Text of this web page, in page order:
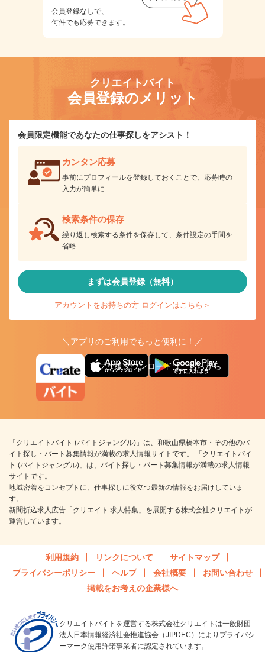
会員登録なしで、
何件でも応募できます。
クリエイトバイト
会員登録のメリット
会員限定機能であなたの仕事探しをアシスト！
カンタン応募
事前にプロフィールを登録しておくことで、応募時の
入力が簡単に
検索条件の保存
繰り返し検索する条件を保存して、条件設定の手間を
省略
まずは会員登録（無料）
アカウントをお持ちの方 ログインはこちら＞
＼アプリのご利用でもっと便利に！／
アプリ版ダウンロードはこちらから
「クリエイトバイト (バイトジャングル)」は、和歌山県橋本市・その他のバ
イト探し・パート募集情報が満載の求人情報サイトです。 「クリエイトバイ
ト (バイトジャングル)」は、バイト探し・パート募集情報が満載の求人情報
サイトです。
地域密着をコンセプトに、仕事探しに役立つ最新の情報をお届けしていま
す。
新聞折込求人広告「クリエイト 求人特集」を展開する株式会社クリエイトが
運営しています。
利用規約 リンクについて
サイトマップ
プライバシーポリシー
ヘルプ 会社概要
お問い合わせ
掲載をお考えの企業様へ
クリエイトバイトを運営する株式会社クリエイトは一般財団
法人日本情報経済社会推進協会（JIPDEC）によりプライバシ
ーマーク使用許諾事業者に認定されています。